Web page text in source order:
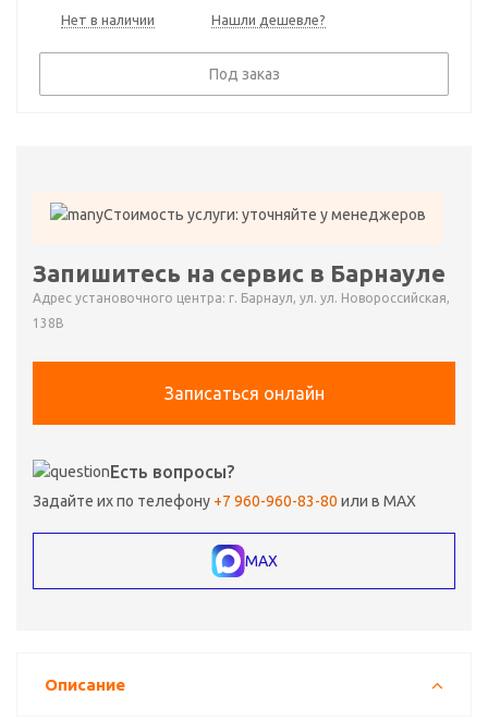
Нет в наличии Нашли дешевле?
Под заказ
Стоимость услуги: уточняйте у менеджеров
Запишитесь на сервис в Барнауле
Адрес установочного центра: г. Барнаул, ул. ул. Новороссийская,
138В
Записаться онлайн
Есть вопросы?
Задайте их по телефону +7 960-960-83-80 или в MAX
MAX
Описание